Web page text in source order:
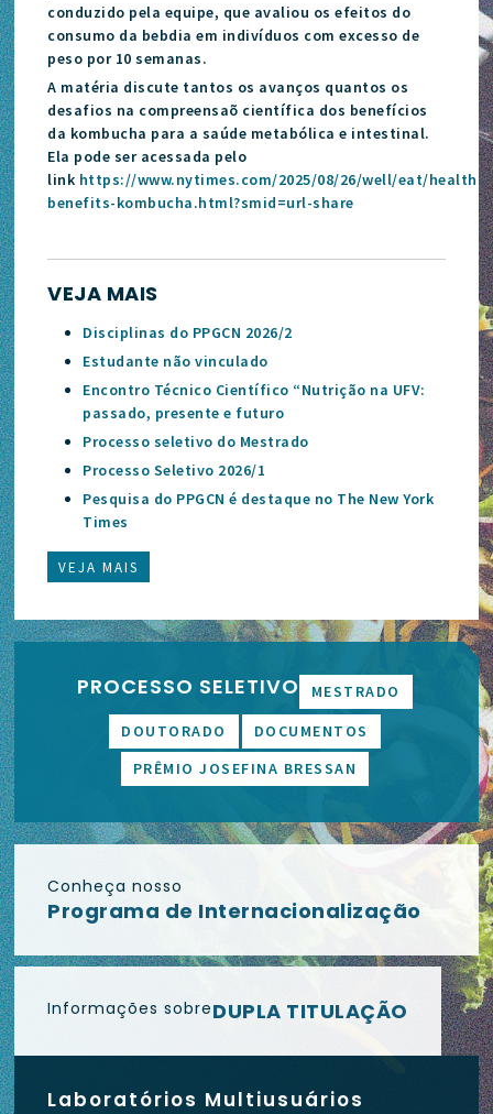
conduzido pela equipe, que avaliou os efeitos do
consumo da bebdia em indivíduos com excesso de
peso por 10 semanas.
A matéria discute tantos os avanços quantos os
desafios na compreensaõ científica dos benefícios
da kombucha para a saúde metabólica e intestinal.
Ela pode ser acessada pelo
link https://www.nytimes.com/2025/08/26/well/eat/health-
benefits-kombucha.html?smid=url-share
VEJA MAIS
Disciplinas do PPGCN 2026/2
Estudante não vinculado
Encontro Técnico Científico “Nutrição na UFV:
passado, presente e futuro
Processo seletivo do Mestrado
Processo Seletivo 2026/1
Pesquisa do PPGCN é destaque no The New York
Times
VEJA MAIS
PROCESSO SELETIVO
MESTRADO
DOUTORADO
DOCUMENTOS
PRÊMIO JOSEFINA BRESSAN
Conheça nosso
Programa de Internacionalização
Informações sobreDUPLA TITULAÇÃO
Laboratórios Multiusuários